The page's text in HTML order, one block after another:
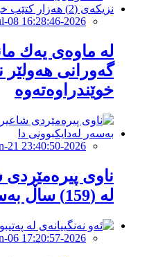
2026-Jul-08 16:28:46
لە ماوەی یەك
خوێندراوەتەوە
2026-Jun-21 23:40:50
ناوی پیرەمێردی
لە (159) ساڵ بەسەر لەدایكبوونی دا
2026-Jun-06 17:20:57